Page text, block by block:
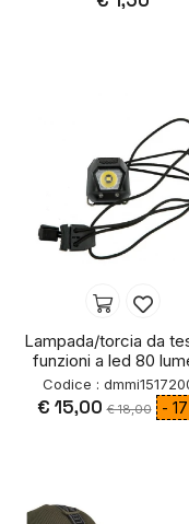
Lampada/torcia da
funzioni a led 80
Codice :
€ 15,00 € 18,00 -